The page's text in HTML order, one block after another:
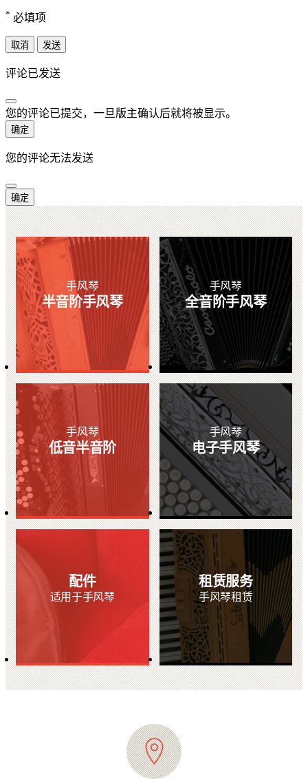
* 必填项
取消 发送
评论已发送
您的评论已提交，一旦版主确认后就将被显示。
确定
您的评论无法发送
确定
手风琴
半音阶手风琴
手风琴
全音阶手风琴
手风琴
低音半音阶
手风琴
电子手风琴
配件
适用于手风琴
租赁服务
手风琴租赁